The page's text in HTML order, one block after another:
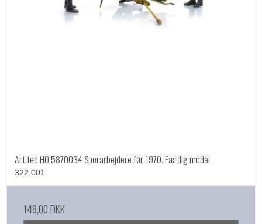
Artitec HO 5870034 Sporarbejdere før 1970. Færdig model
322.001
148,00 DKK